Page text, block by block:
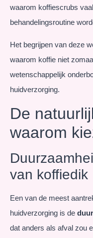
waarom koffiescrubs
behandelingsroutine
Het begrijpen van deze
waarom koffie niet
wetenschappelijk
huidverzorging.
De
waarom
van koffiedik
Een van de meest
huidverzorging is de
dat anders als afval zou